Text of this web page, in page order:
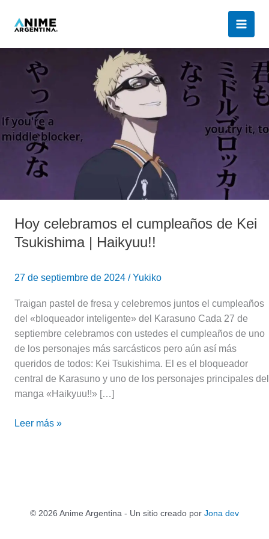
Hoy celebramos el cumpleaños de Kei
Tsukishima | Haikyuu!!
27 de septiembre de 2024 /Yukiko
Traigan pastel de fresa y celebremos juntos el cumpleaños
del «bloqueador inteligente» del Karasuno Cada 27 de
septiembre celebramos con ustedes el cumpleaños de uno
de los personajes más sarcásticos pero aún así más
queridos de todos: Kei Tsukishima. El es el bloqueador
central de Karasuno y uno de los personajes principales del
manga «Haikyuu!!» […]
celebramos
cumpleaños
Kei
Tsukishima
Haikyuu!!
Leer más »
© 2026 Anime Argentina - Un sitio creado por Jona dev